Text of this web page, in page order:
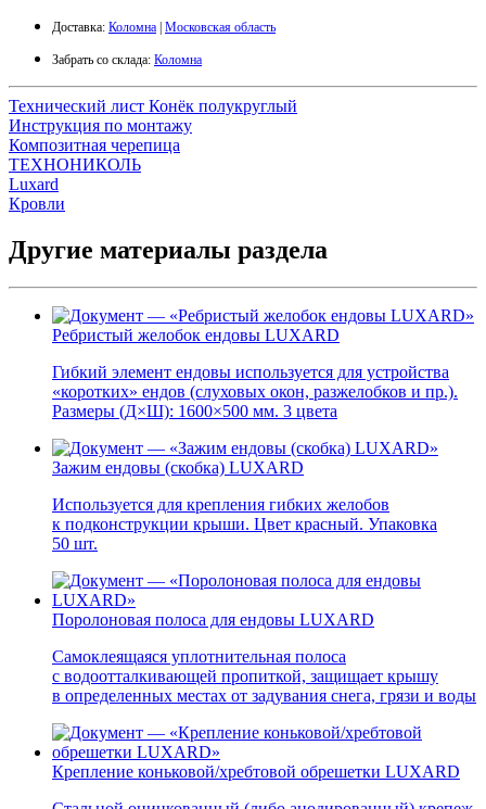
Доставка: Коломна Московская область
Забрать со склада: Коломна
Технический лист Конёк полукруглый
Инструкция по монтажу
Композитная черепица
ТЕХНОНИКОЛЬ
Luxard
Кровли
Другие материалы раздела
Ребристый желобок ендовы LUXARD
Гибкий элемент ендовы используется для устройства
«коротких» ендов (слуховых окон, разжелобков и пр.).
Размеры (Д×Ш): 1600×500 мм. 3 цвета
Зажим ендовы (скобка) LUXARD
Используется для крепления гибких желобов
к подконструкции крыши. Цвет красный. Упаковка
50 шт.
Поролоновая полоса для ендовы LUXARD
Самоклеящаяся уплотнительная полоса
с водоотталкивающей пропиткой, защищает крышу
в определенных местах от задувания снега, грязи и воды
Крепление коньковой/хребтовой обрешетки LUXARD